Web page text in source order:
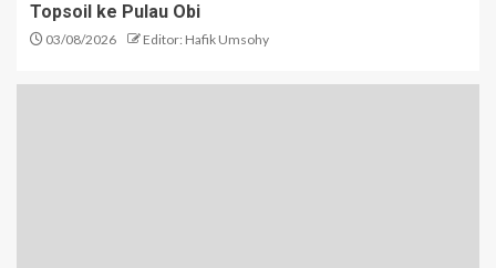
Topsoil ke Pulau Obi
03/08/2026 Editor: Hafik Umsohy